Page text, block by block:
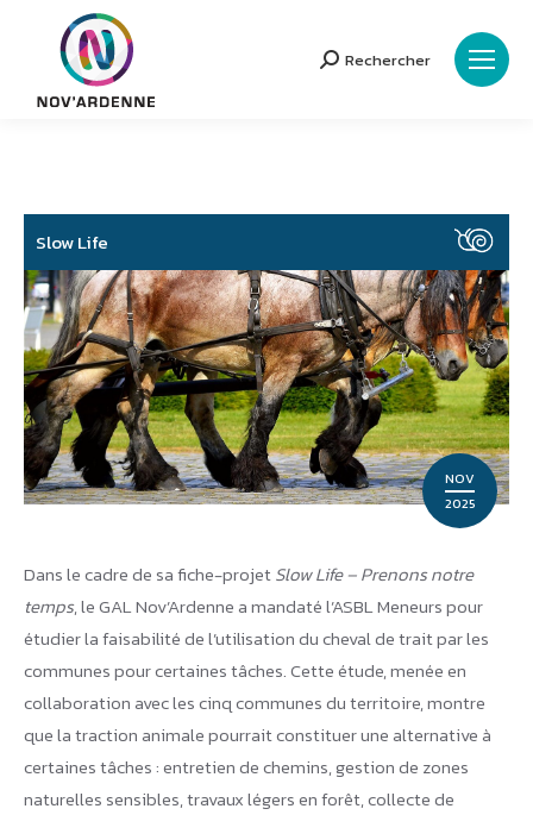
Search:
Rechercher
NOV
2025
Slow Life
Dans le cadre de sa fiche-projetSlow Life – Prenons notre
temps, le GAL Nov’Ardenne a mandaté l’ASBL Meneurs pour
étudier la faisabilité de l’utilisation du cheval de trait par les
communes pour certaines tâches. Cette étude, menée en
collaboration avec les cinq communes du territoire, montre
que la traction animale pourrait constituer une alternative à
certaines tâches : entretien de chemins, gestion de zones
naturelles sensibles, travaux légers en forêt, collecte de